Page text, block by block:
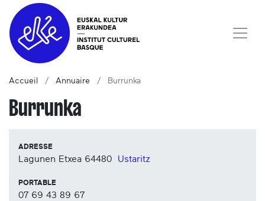
Accueil Annuaire Burrunka
Burrunka
ADRESSE
Lagunen Etxea 64480 Ustaritz
PORTABLE
07 69 43 89 67